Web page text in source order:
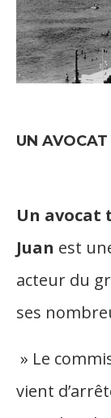
UN
Un avocat
Juan est
acteur du
ses
» Le
vient